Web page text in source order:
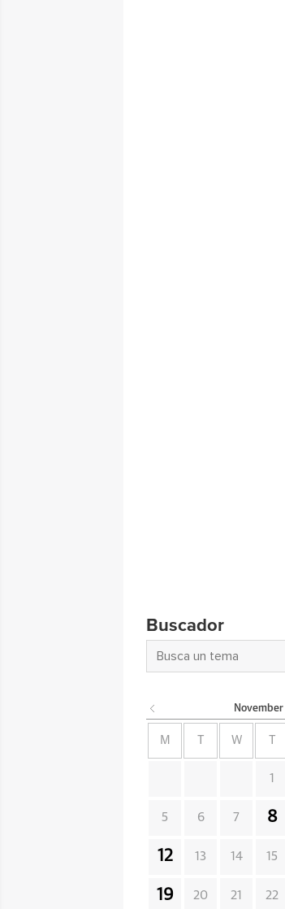
Buscador
November
M W
1
5 6 7 8
12 13 14 15
19 20 21 22